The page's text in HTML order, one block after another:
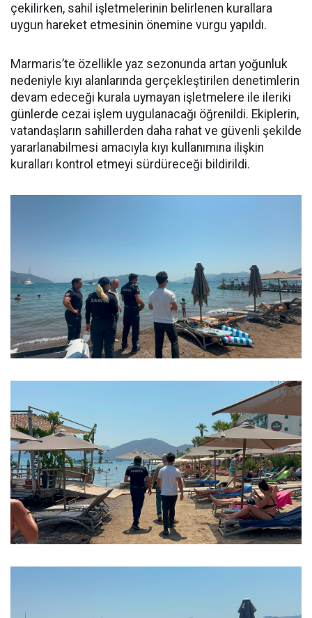
çekilirken, sahil işletmelerinin belirlenen kurallara
uygun hareket etmesinin önemine vurgu yapıldı.
Marmaris’te özellikle yaz sezonunda artan yoğunluk
nedeniyle kıyı alanlarında gerçekleştirilen denetimlerin
devam edeceği kurala uymayan işletmelere ile ileriki
günlerde cezai işlem uygulanacağı öğrenildi. Ekiplerin,
vatandaşların sahillerden daha rahat ve güvenli şekilde
yararlanabilmesi amacıyla kıyı kullanımına ilişkin
kuralları kontrol etmeyi sürdüreceği bildirildi.